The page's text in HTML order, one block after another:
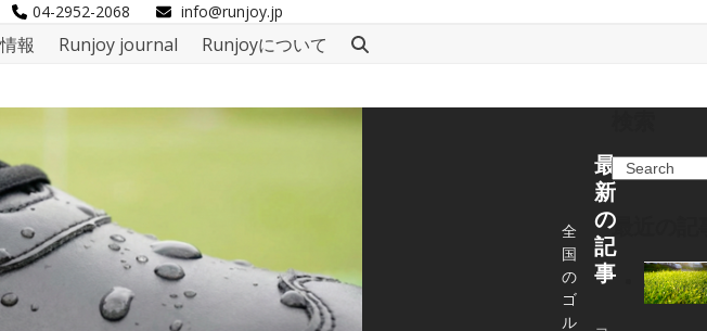
04-2952-2068 info@runjoy.jp
報 Runjoy journal Runjoyについて
Search
最近の記事
全
国
の
ゴ
ル
最
新
の
記
事